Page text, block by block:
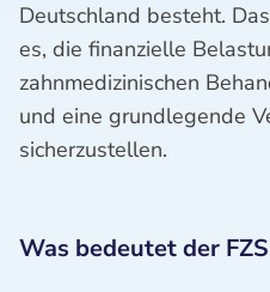
Deutschland besteht.
es, die finanzielle
zahnmedizinischen
und eine grundlegende
sicherzustellen.
Was bedeutet der